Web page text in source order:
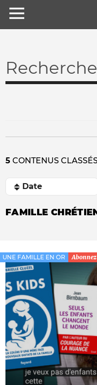
5 CONTENUS
FAMILLE
UNE FAMILLE EN OR